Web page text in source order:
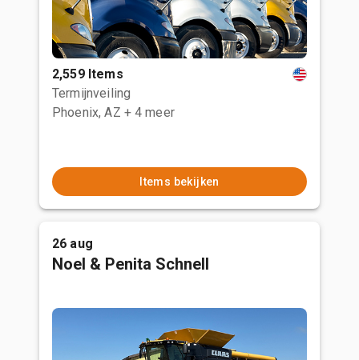
2,559 Items
Termijnveiling
Phoenix, AZ + 4 meer
Items bekijken
26 aug
Noel & Penita Schnell